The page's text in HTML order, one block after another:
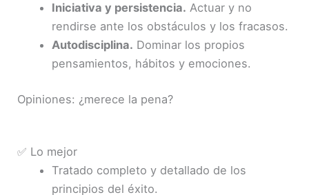
Iniciativa y persistencia. Actuar y no
rendirse ante los obstáculos y los fracasos.
Autodisciplina. Dominar los propios
pensamientos, hábitos y emociones.
Opiniones: ¿merece la pena?
✅ Lo mejor
Tratado completo y detallado de los
principios del éxito.